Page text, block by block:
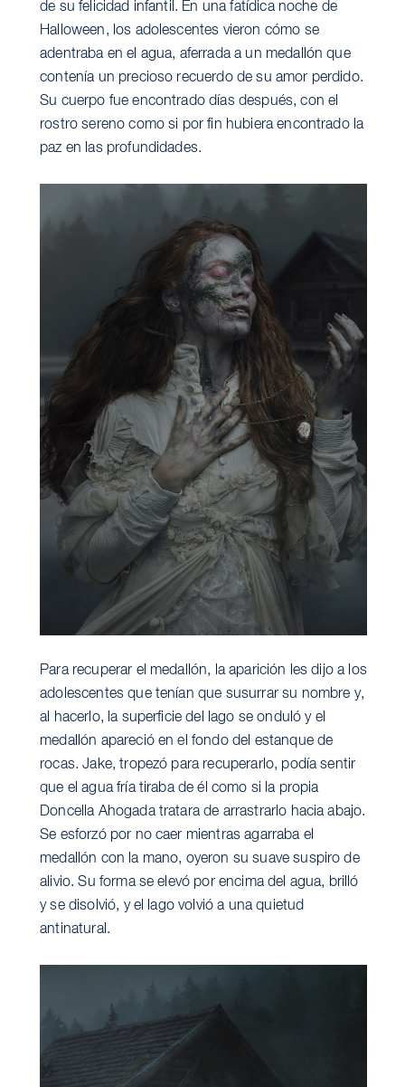
de su felicidad infantil. En una fatídica noche de
Halloween, los adolescentes vieron cómo se
adentraba en el agua, aferrada a un medallón que
contenía un precioso recuerdo de su amor perdido.
Su cuerpo fue encontrado días después, con el
rostro sereno como si por fin hubiera encontrado la
paz en las profundidades.
Para recuperar el medallón, la aparición les dijo a los
adolescentes que tenían que susurrar su nombre y,
al hacerlo, la superficie del lago se onduló y el
medallón apareció en el fondo del estanque de
rocas. Jake, tropezó para recuperarlo, podía sentir
que el agua fría tiraba de él como si la propia
Doncella Ahogada tratara de arrastrarlo hacia abajo.
Se esforzó por no caer mientras agarraba el
medallón con la mano, oyeron su suave suspiro de
alivio. Su forma se elevó por encima del agua, brilló
y se disolvió, y el lago volvió a una quietud
antinatural.